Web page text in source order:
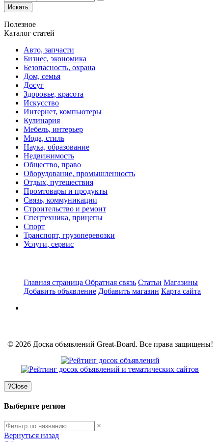
Искать
Полезное
Каталог статей
Авто, запчасти
Бизнес, экономика
Безопасность, охрана
Дом, семья
Досуг
Здоровье, красота
Искусство
Интернет, компьютеры
Кулинария
Мебель, интерьер
Мода, стиль
Наука, образование
Недвижимость
Общество, право
Оборудование, промышленность
Отдых, путешествия
Промтовары и продукты
Связь, коммуникации
Строительство и ремонт
Спецтехника, прицепы
Спорт
Транспорт, грузоперевозки
Услуги, сервис
Главная страница Обратная связь Статьи Магазины
Добавить объявление Добавить магазин Карта сайта
© 2026 Доска объявлений Great-Board. Все права защищены!
?Close
Выберите регион
×
Вернуться назад